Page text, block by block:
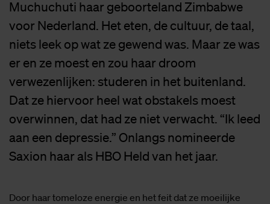
Muchuchuti haar geboorteland Zimbabwe
voor Nederland. Het eten, de cultuur, de taal,
niets leek op wat ze gewend was. Maar ze was
er en ze moest en zou haar droom
verwezenlijken: studeren in het buitenland.
Dat ze hiervoor heel wat obstakels moest
overwinnen, dat had ze niet verwacht. “Ik leed
aan een depressie.” Onlangs nomineerde
Saxion haar als HBO Held van het jaar.
Door haar tomeloze energie en het feit dat ze moeilijke